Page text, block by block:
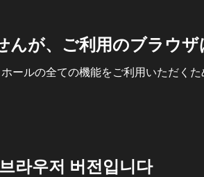
んが、ご利用のブラウ
ールの全ての機能をご利用いただく
라우저 버전입니다